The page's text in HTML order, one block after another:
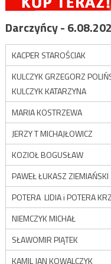
Darczyńcy -
KACPER STAROŚCIAK
KULCZYK GRZEGORZ
KULCZYK KATARZYNA
MARIA KOSTRZEWA
JERZY T MICHAJŁOWICZ
KOZIOŁ BOGUSŁAW
PAWEŁ ŁUKASZ ZIEMIAŃSKI
POTERA LIDIA i POTERA
NIEMCZYK MICHAŁ
SŁAWOMIR PIĄTEK
KAMIL JAN KOWALCZYK